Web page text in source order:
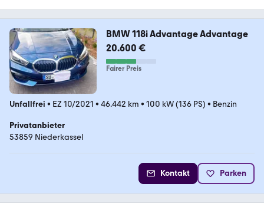
BMW 118i Advantage Advantage
20.600 €
Fairer Preis
Unfallfrei • EZ 10/2021 • 46.442 km • 100 kW (136 PS) • Benzin
Privatanbieter
53859 Niederkassel
Kontakt Parken